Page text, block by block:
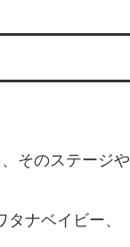
そのステージや
ナベイビー、